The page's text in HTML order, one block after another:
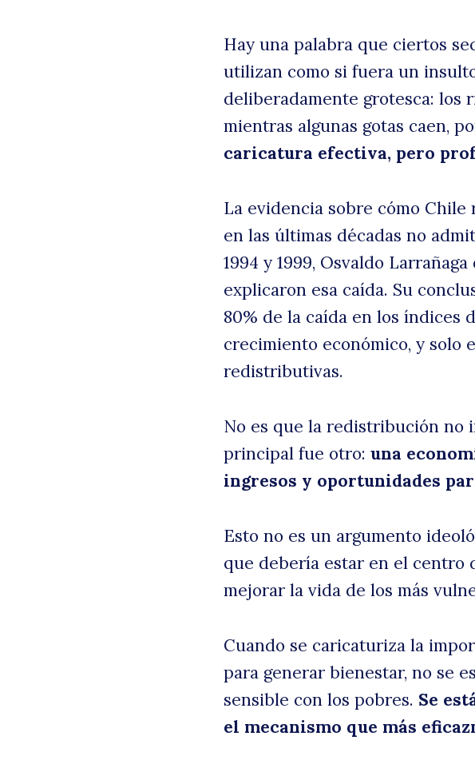
Hay una palabra que ciertos
utilizan como si fuera un
deliberadamente grotesca: los
mientras algunas gotas caen,
caricatura efectiva, pero
La evidencia sobre cómo
en las últimas décadas no
1994 y 1999, Osvaldo
explicaron esa caída. Su
80% de la caída en los índices
crecimiento económico, y solo
redistributivas.
No es que la redistribución no
principal fue otro: una
ingresos y oportunidades
Esto no es un argumento
que debería estar en el centro
mejorar la vida de los más
Cuando se caricaturiza la
para generar bienestar, no se
sensible con los pobres. Se
el mecanismo que más